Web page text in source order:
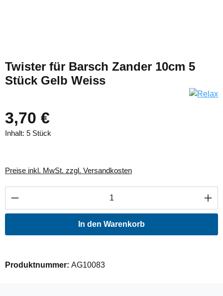
Twister für Barsch Zander 10cm 5
Stück Gelb Weiss
3,70 €
Inhalt: 5 Stück
Preise inkl. MwSt. zzgl. Versandkosten
Produkt Anzahl: Gib den gewünschten
In den Warenkorb
Produktnummer: AG10083